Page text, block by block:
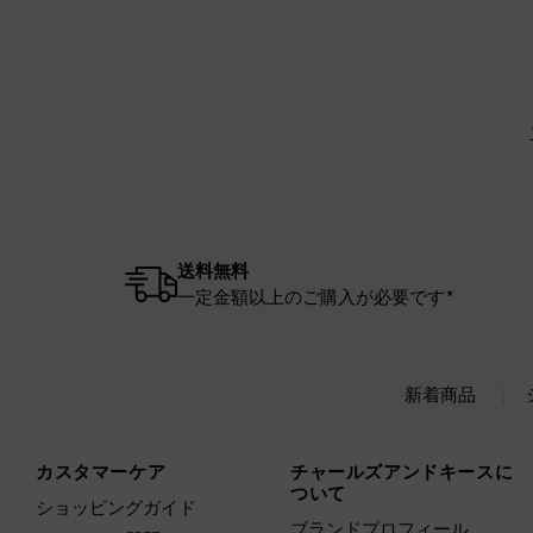
送料無料
一定金額以上のご購入が必要です*
新着商品
カスタマーケア
ショッピングガイド
チャールズアンドキースに
ついて